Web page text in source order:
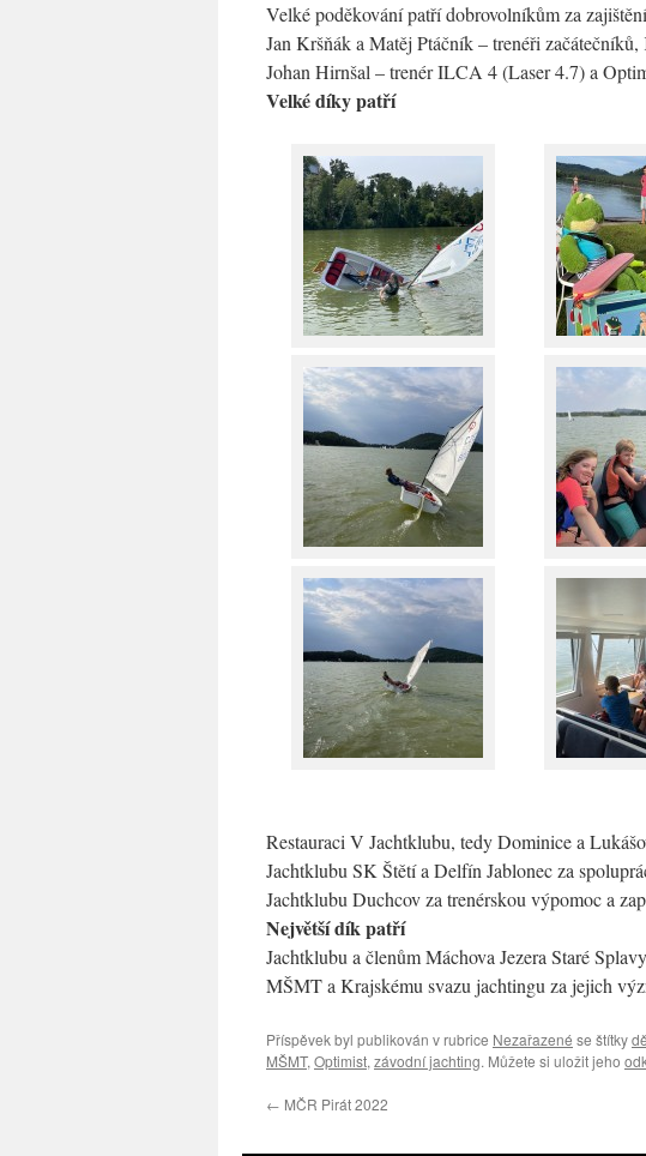
Velké poděkování patří dobrovolníkům za
Jan Kršňák a Matěj Ptáčník – trenéři
Johan Hirnšal – trenér ILCA 4 (Laser 4.7) a
Velké díky patří
Restauraci V Jachtklubu, tedy Dominice a
Jachtklubu SK Štětí a Delfín Jablonec za
Jachtklubu Duchcov za trenérskou výpomoc a
Největší dík patří
Jachtklubu a členům Máchova Jezera Staré
MŠMT a Krajskému svazu jachtingu za jejich
Příspěvek byl publikován v rubrice Nezařazené se štítky
MŠMT, Optimist, závodní jachting. Můžete si uložit jeho
← MČR Pirát 2022